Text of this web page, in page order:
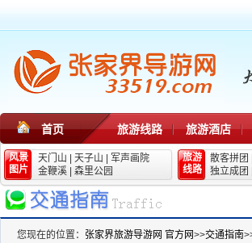
首页 旅游线路 旅游酒店
风景
图片
天门山 天子山
军声画院
金鞭溪
森里公园
旅游
线路
散客拼团
独立成团
您现在的位置： 张家界旅游导游网 官方网>>交通指南